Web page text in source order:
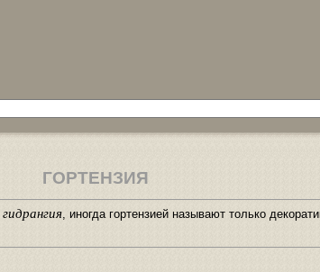
ГОРТЕНЗИЯ
гидрангия , иногда гортензией называют только